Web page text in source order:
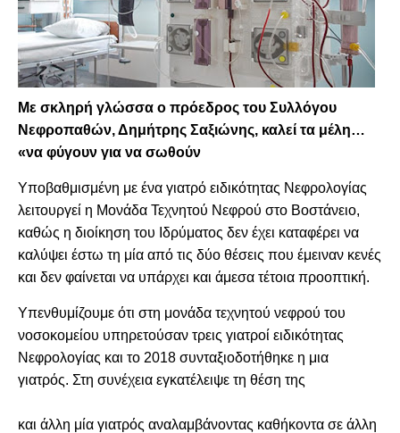
Με σκληρή γλώσσα ο πρόεδρος του Συλλόγου
Νεφροπαθών, Δημήτρης Σαξιώνης, καλεί τα μέλη…
«να φύγουν για να σωθούν
Υποβαθμισμένη με ένα γιατρό ειδικότητας Νεφρολογίας
λειτουργεί η Μονάδα Τεχνητού Νεφρού στο Βοστάνειο,
καθώς η διοίκηση του Ιδρύματος δεν έχει καταφέρει να
καλύψει έστω τη μία από τις δύο θέσεις που έμειναν κενές
και δεν φαίνεται να υπάρχει και άμεσα τέτοια προοπτική.
Υπενθυμίζουμε ότι στη μονάδα τεχνητού νεφρού του
νοσοκομείου υπηρετούσαν τρεις γιατροί ειδικότητας
Νεφρολογίας και το 2018 συνταξιοδοτήθηκε η μια
γιατρός. Στη συνέχεια εγκατέλειψε τη θέση της
και άλλη μία γιατρός αναλαμβάνοντας καθήκοντα σε άλλη